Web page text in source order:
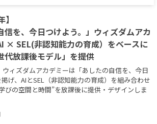
信を、今日つけよう。」ウィズダムアカ
× SEL(非認知能力の育成）をベースに
代放課後モデル」を提供
ウィズダムアカデミーは「あしたの自信を、今日
げ、AIとSEL（非認知能力の育成）を組み合わせ
びの空間と時間”を放課後に提供・デザインしま